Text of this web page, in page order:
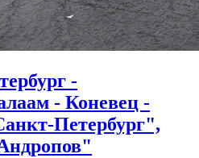
-
- Коневец -
Петербург",